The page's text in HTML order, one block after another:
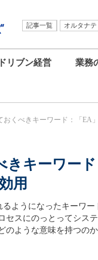
記事一覧 オルタナ
リブン経営 業務
おくべきキーワード：「EA
きキーワー
用
ようになったキーワー
セスにのっとってシス
のような意味を持つのか